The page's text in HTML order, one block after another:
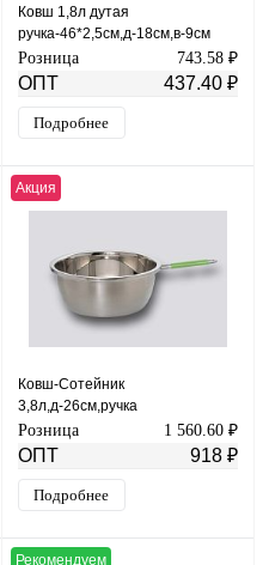
Ковш 1,8л дутая
ручка-46*2,5см,д-18см,в-9см
МАЯР НЕРЖ зерк.полировка
YK-20-18
Розница 743.58 ₽
ОПТ 437.40 ₽
Подробнее
Акция
Ковш-Сотейник
3,8л,д-26см,ручка
прутковая(силикон)17см МАЯР
НЕРЖ УК-2445
Розница 1 560.60 ₽
ОПТ 918 ₽
Подробнее
Рекомендуем